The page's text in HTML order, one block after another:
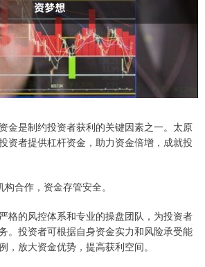
金是制约投资者获利的关键因素之一。太原
资者提供杠杆资金，助力资金倍增，成就投
合作，资金存管安全。
格的风控体系和专业的操盘团队，为投资者
。投资者可根据自身资金实力和风险承受能
，放大资金优势，提高获利空间。